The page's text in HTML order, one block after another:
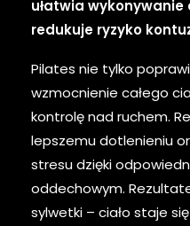
ułatwia
redukuje ryzyko
Pilates nie tylko
wzmocnienie całego
kontrolę nad ruchem.
lepszemu dotlenieniu
stresu dzięki
oddechowym.
sylwetki – ciało staje się